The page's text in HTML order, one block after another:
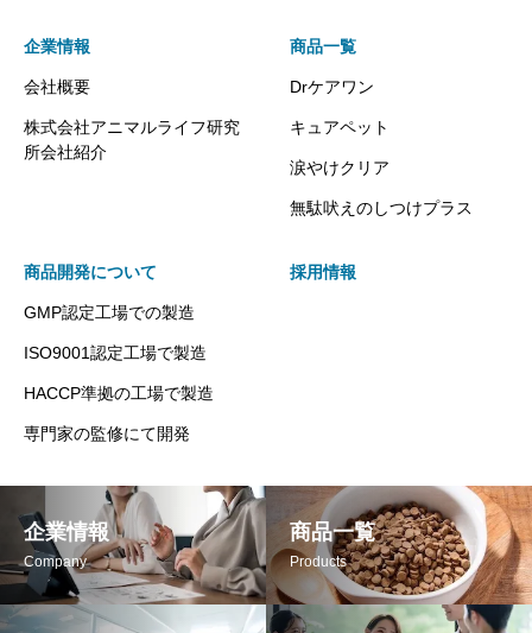
企業情報
会社概要
株式会社アニマルライフ研究
所会社紹介
商品一覧
Drケアワン
キュアペット
涙やけクリア
無駄吠えのしつけプラス
商品開発について
GMP認定工場での製造
ISO9001認定工場で製造
HACCP準拠の工場で製造
専門家の監修にて開発
採用情報
企業情報
Company
商品一覧
Products